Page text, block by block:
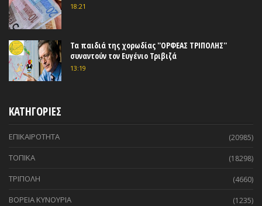
18:21
Τα παιδιά της χορωδίας ''ΟΡΦΕΑΣ ΤΡΙΠΟΛΗΣ''
συναντούν τον Ευγένιο Τριβιζά
13:19
ΚΑΤΗΓΟΡΙΕΣ
ΕΠΙΚΑΙΡΟΤΗΤΑ (20985)
ΤΟΠΙΚΑ (18298)
ΤΡΙΠΟΛΗ (4660)
ΒΟΡΕΙΑ ΚΥΝΟΥΡΙΑ (1235)